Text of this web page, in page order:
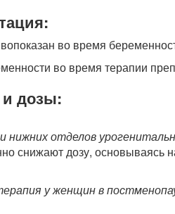
во время
во время терапии
дозы:
нижних отделов
снижают дозу, основываясь
у женщин в